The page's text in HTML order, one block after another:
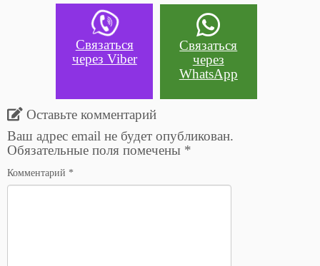
Связаться
через Viber
Связаться
через
WhatsApp
Оставьте комментарий
Ваш адрес email не будет опубликован.
Обязательные поля помечены *
Комментарий *